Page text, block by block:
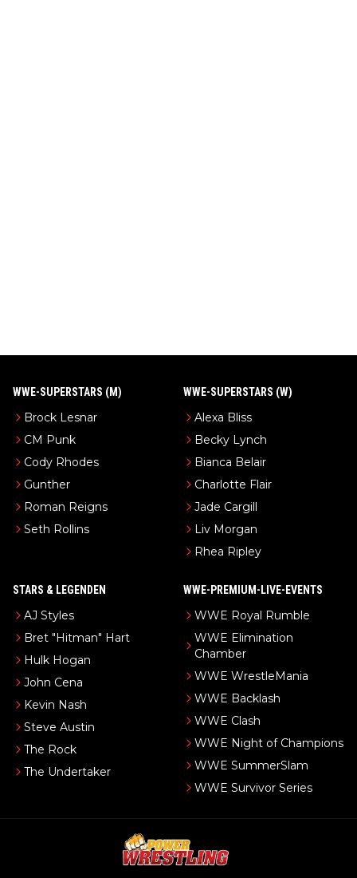
WWE-SUPERSTARS (M)
Brock Lesnar
CM Punk
Cody Rhodes
Gunther
Roman Reigns
Seth Rollins
WWE-SUPERSTARS (W)
Alexa Bliss
Becky Lynch
Bianca Belair
Charlotte Flair
Jade Cargill
Liv Morgan
Rhea Ripley
STARS & LEGENDEN
AJ Styles
Bret "Hitman" Hart
Hulk Hogan
John Cena
Kevin Nash
Steve Austin
The Rock
The Undertaker
WWE-PREMIUM-LIVE-EVENTS
WWE Royal Rumble
WWE Elimination
Chamber
WWE WrestleMania
WWE Backlash
WWE Clash
WWE Night of Champions
WWE SummerSlam
WWE Survivor Series